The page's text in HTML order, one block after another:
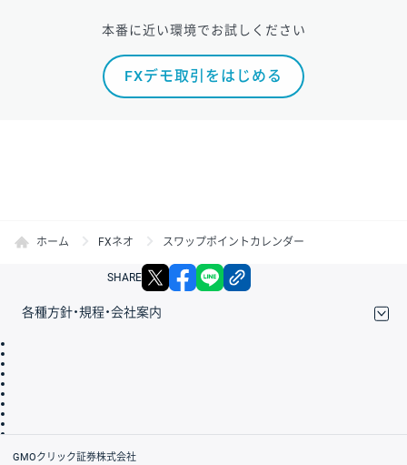
本番に近い環境でお試しください
FXデモ取引をはじめる
ホーム FXネオ スワップポイントカレンダー
SHARE X facebook
各種方針・規程・会社案内
会社案内
GMOクリック証券株式会社